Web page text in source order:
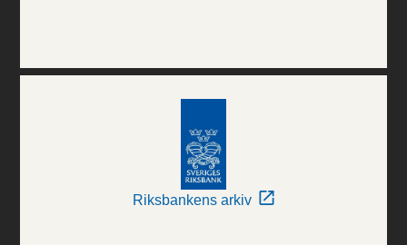
Riksbankens arkiv